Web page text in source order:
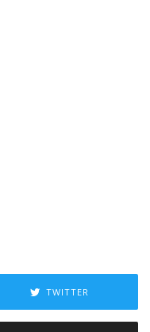
TWITTER